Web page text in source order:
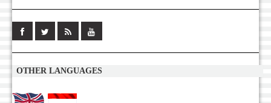
OTHER LANGUAGES